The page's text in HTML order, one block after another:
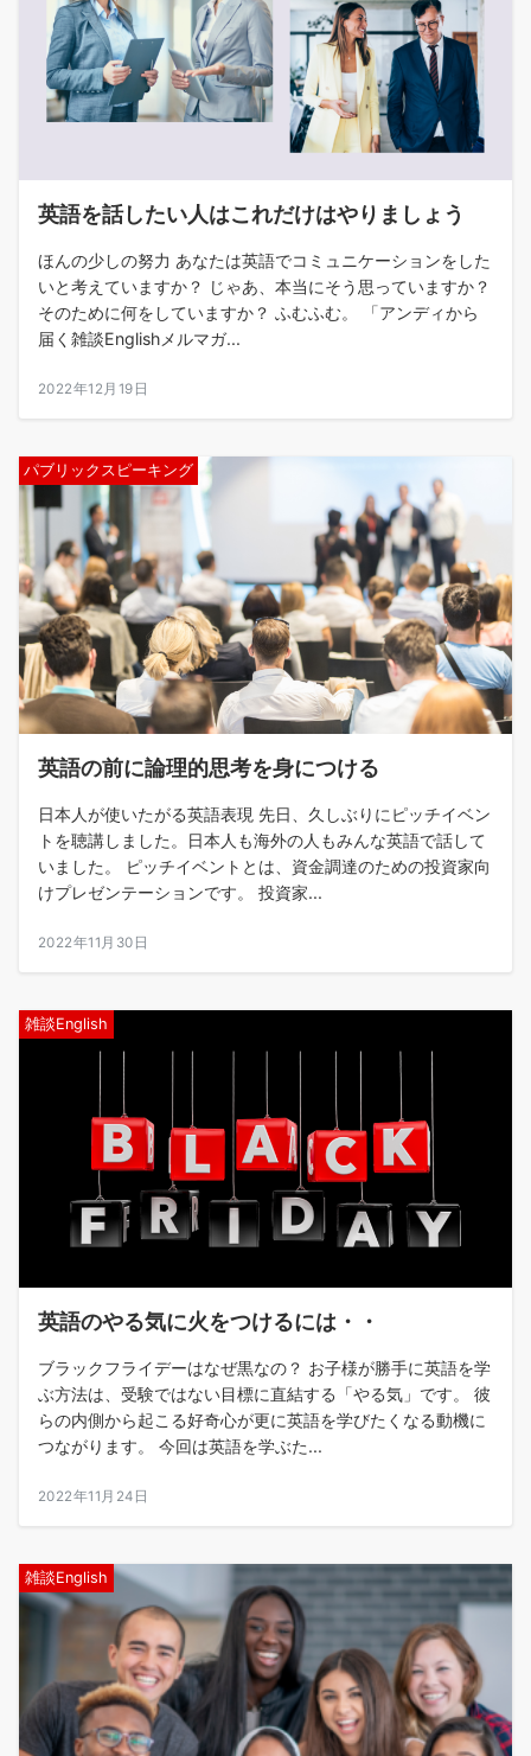
英語を話したい人はこれだけはやりましょう
ほんの少しの努力 あなたは英語でコミュニケーションをした
いと考えていますか？ じゃあ、本当にそう思っていますか？
そのために何をしていますか？ ふむふむ。 「アンディから
届く雑談Englishメルマガ...
2022年12月19日
パブリックスピーキング
英語の前に論理的思考を身につける
日本人が使いたがる英語表現 先日、久しぶりにピッチイベン
トを聴講しました。日本人も海外の人もみんな英語で話して
いました。 ピッチイベントとは、資金調達のための投資家向
けプレゼンテーションです。 投資家...
2022年11月30日
雑談English
英語のやる気に火をつけるには・・
ブラックフライデーはなぜ黒なの？ お子様が勝手に英語を学
ぶ方法は、受験ではない目標に直結する「やる気」です。 彼
らの内側から起こる好奇心が更に英語を学びたくなる動機に
つながります。 今回は英語を学ぶた...
2022年11月24日
雑談English